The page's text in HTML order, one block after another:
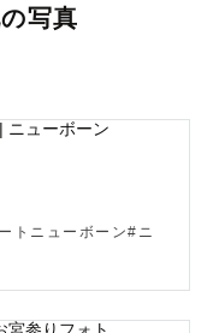
てほしい ˎˊ˗
。
しててよかった」
写真
トニューボーン#ニ